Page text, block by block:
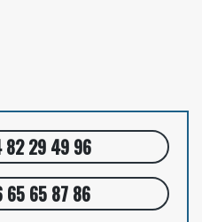
82 29 49 96
65 65 87 86